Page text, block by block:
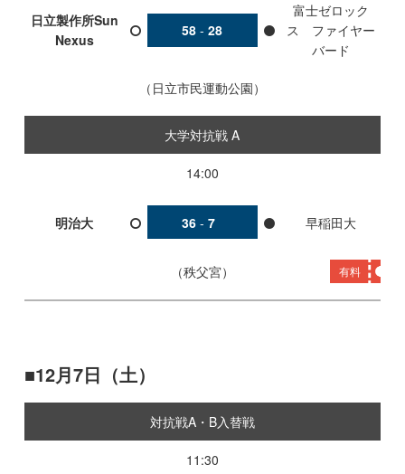
日立製作所Sun
Nexus
58 - 28
富士ゼロック
ス ファイヤー
バード
日立市民運動公園
大学対抗戦 A
14:00
明治大 36 - 7 早稲田大
秩父宮 有料
12月7日（土）
対抗戦A・B入替戦
11:30